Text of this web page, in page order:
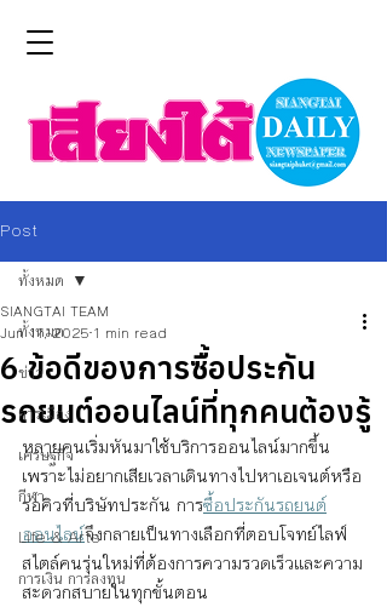
Post
ทั้งหมด
ข่าว
การเมือง
เศรษฐกิจ
กีฬา
Life & Arts
การเงิน การลงทุน
ทั้งหมด
6 ข้อดีของการซื้อประกัน
รถยนต์ออนไลน์ที่ทุกคนต้องรู้
SIANGTAI TEAM
Jun 11, 2025 1 min read
หลายคนเริ่มหันมาใช้บริการออนไลน์มากขึ้น
เพราะไม่อยากเสียเวลาเดินทางไปหาเอเจนต์หรือ
รอคิวที่บริษัทประกัน การซื้อประกันรถยนต์
ออนไลน์จึงกลายเป็นทางเลือกที่ตอบโจทย์ไลฟ์
สไตล์คนรุ่นใหม่ที่ต้องการความรวดเร็วและความ
สะดวกสบายในทุกขั้นตอน